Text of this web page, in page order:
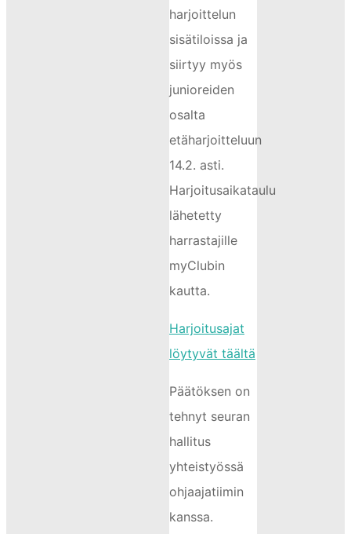
harjoittelun
sisätiloissa ja
siirtyy myös
junioreiden
osalta
etäharjoitteluun
14.2. asti.
Harjoitusaikataulu
lähetetty
harrastajille
myClubin
kautta.
Harjoitusajat
löytyvät täältä
Päätöksen on
tehnyt seuran
hallitus
yhteistyössä
ohjaajatiimin
kanssa.